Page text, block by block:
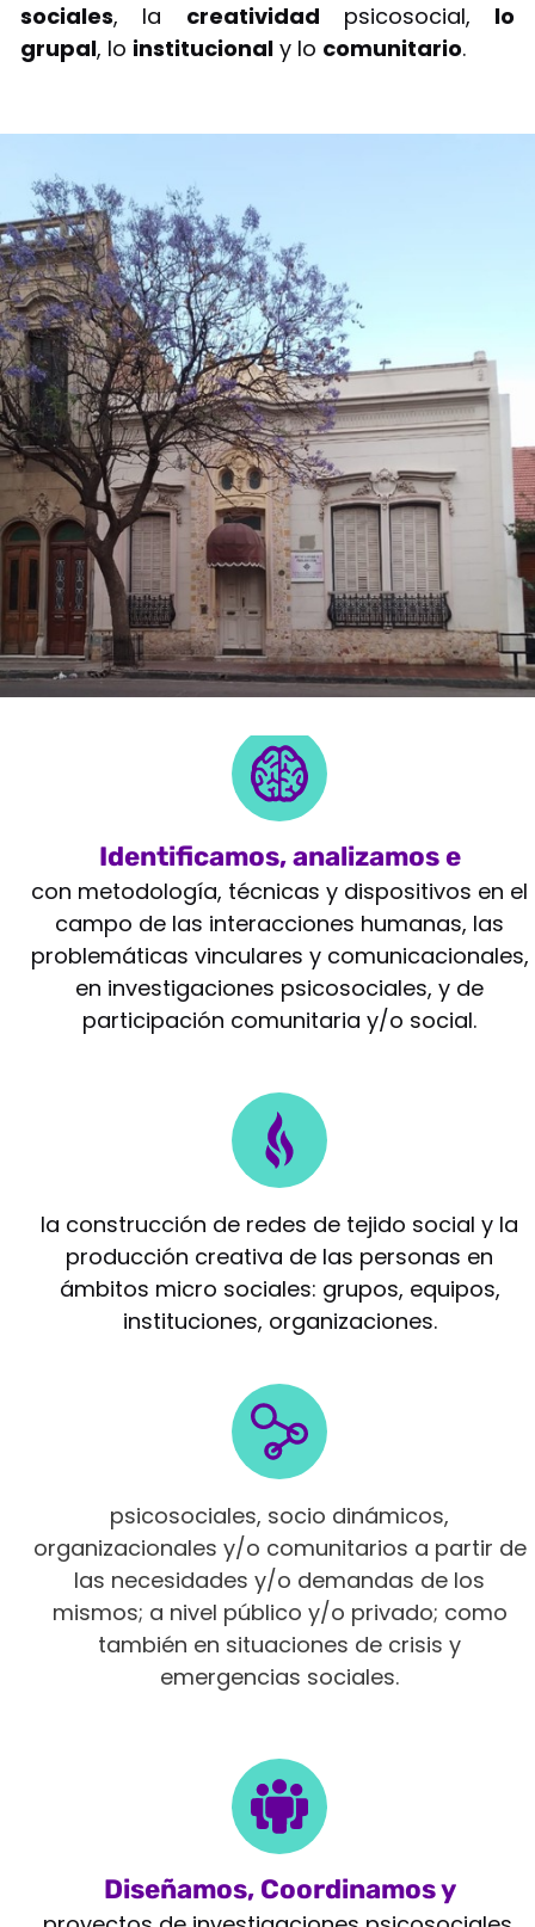
sociales, la creatividad psicosocial, lo
grupal, lo institucional y lo comunitario.
Identificamos, analizamos e
intervenimos
con metodología, técnicas y dispositivos en el
campo de las interacciones humanas, las
problemáticas vinculares y comunicacionales,
en investigaciones psicosociales, y de
participación comunitaria y/o social.
Potenciamos
la construcción de redes de tejido social y la
producción creativa de las personas en
ámbitos micro sociales: grupos, equipos,
instituciones, organizaciones.
Intervenimos en diferentes ámbitos
psicosociales, socio dinámicos,
organizacionales y/o comunitarios a partir de
las necesidades y/o demandas de los
mismos; a nivel público y/o privado; como
también en situaciones de crisis y
emergencias sociales.
Diseñamos, Coordinamos y